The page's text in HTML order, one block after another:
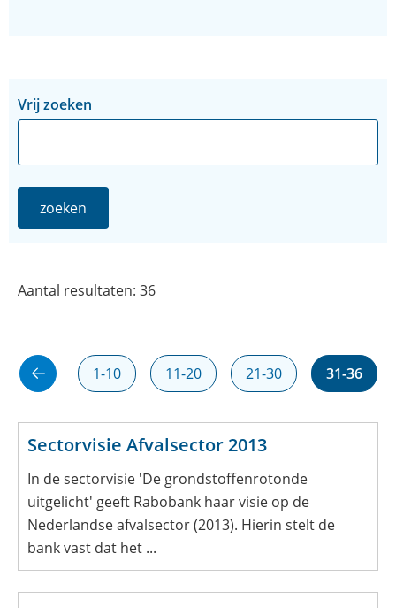
Zoeken
in
Zoeken
binnen
Vrij zoeken
zoeken
Aantal resultaten: 36
1-10 11-20 21-30 31-36
Sectorvisie Afvalsector 2013
In de sectorvisie 'De grondstoffenrotonde
uitgelicht' geeft Rabobank haar visie op de
Nederlandse afvalsector (2013). Hierin stelt de
bank vast dat het ...